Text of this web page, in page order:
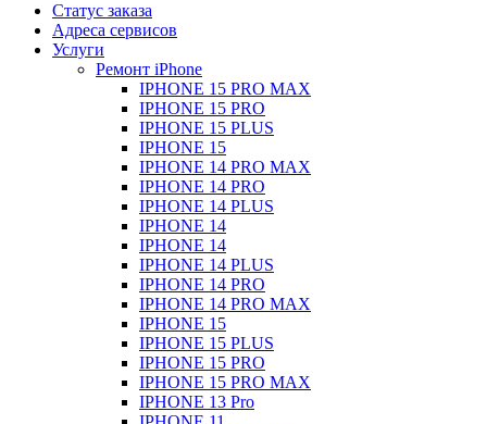
Статус заказа
Адреса сервисов
Услуги
Ремонт iPhone
IPHONE 15 PRO MAX
IPHONE 15 PRO
IPHONE 15 PLUS
IPHONE 15
IPHONE 14 PRO MAX
IPHONE 14 PRO
IPHONE 14 PLUS
IPHONE 14
IPHONE 14
IPHONE 14 PLUS
IPHONE 14 PRO
IPHONE 14 PRO MAX
IPHONE 15
IPHONE 15 PLUS
IPHONE 15 PRO
IPHONE 15 PRO MAX
IPHONE 13 Pro